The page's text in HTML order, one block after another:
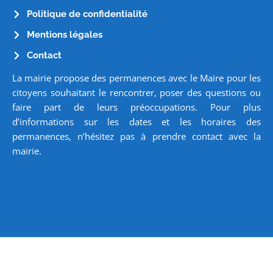
Politique de confidentialité
Mentions légales
Contact
La mairie propose des permanences avec le Maire pour les
citoyens souhaitant le rencontrer, poser des questions ou
faire part de leurs préoccupations. Pour plus
d’informations sur les dates et les horaires des
permanences, n’hésitez pas à prendre contact avec la
mairie.